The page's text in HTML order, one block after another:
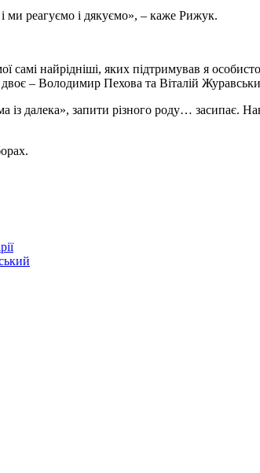
ми реагуємо і дякуємо», – каже Рижук.
найрідніші, яких підтримував я
– Володимир Пехова та Віталій
далека», запити різного роду… засипає.